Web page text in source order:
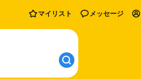
マイリスト メッセージ